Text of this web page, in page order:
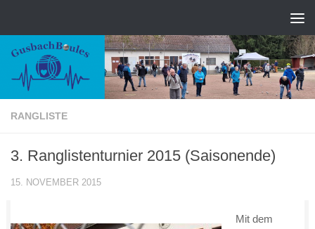
RANGLISTE
3. Ranglistenturnier 2015 (Saisonende)
15. NOVEMBER 2015
Mit dem